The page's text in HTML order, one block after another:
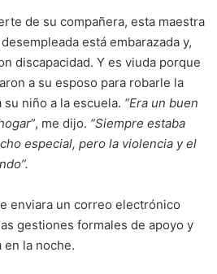
de su compañera, esta maestra
está embarazada y,
discapacidad. Y es viuda porque
a su esposo para robarle la
niño a la escuela. “Era un buen
”, me dijo. “Siempre estaba
especial, pero la violencia y el
enviara un correo electrónico
gestiones formales de apoyo y
en la noche.